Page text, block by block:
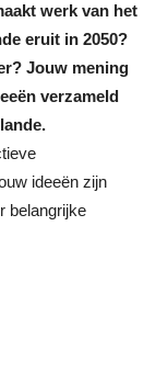
werk van het
eruit in 2050?
Jouw mening
verzameld
ideeën zijn
belangrijke